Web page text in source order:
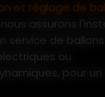
: nous assurons
service de
ou
pour